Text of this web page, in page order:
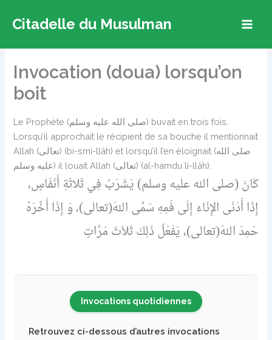
Citadelle du Musulman
Invocation (doua) lorsqu’on
boit
Le Prophète (صلى الله عليه وسلم) buvait en trois fois.
Lorsqu’il approchait le récipient de sa bouche il mentionnait
Allah (تعالى) (bi-smi-llâh) et lorsqu’il l’en éloignait (صلى الله
عليه وسلم) il louait Allah (تعالى) (al-hamdu li-llâh).
كَانَ (صلى الله عليه وسلم) يَشْرَبُ فِي ثَلاثَةِ أَنْفَاسٍ،
إِذَا أَدْنَى الإِنَاءَ إِلَى فَمِهِ سَمَّى اللهَ(تعالى)، وَ إِذَا أَخَّرَهُ
حَمِدَ اللهَ(تعالى)، يَفْعَلُ ذَلِكَ ثَلاَثَ مَرَّاتٍ
Invocations quotidiennes
Retrouvez ci-dessous d’autres invocations